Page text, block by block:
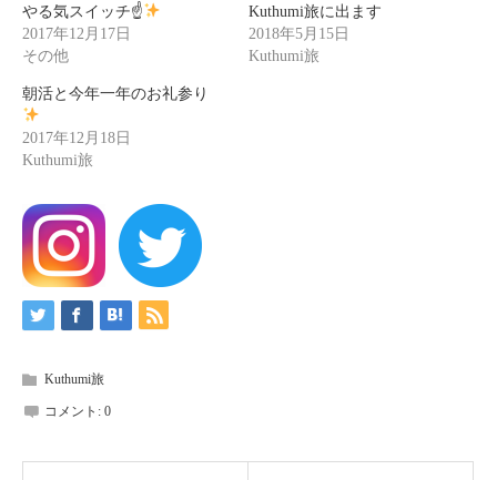
やる気スイッチ☝
2017年12月17日
その他
Kuthumi旅に出ます
2018年5月15日
Kuthumi旅
朝活と今年一年のお礼参り
2017年12月18日
Kuthumi旅
Kuthumi旅
コメント: 0